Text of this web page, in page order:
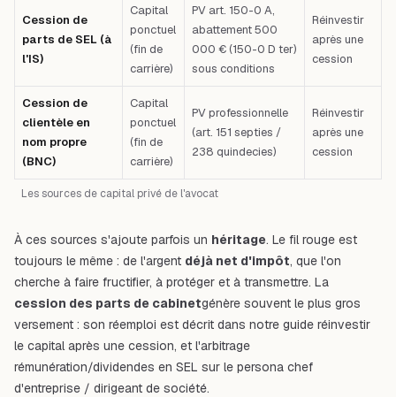
Les sources de capital privé de l'avocat
Cession de
parts de SEL (à
l'IS)
Capital
ponctuel
(fin de
carrière)
PV art. 150-0 A,
abattement 500
000 € (150-0 D ter)
sous conditions
Réinvestir
après une
cession
Cession de
clientèle en
nom propre
(BNC)
Capital
ponctuel
(fin de
carrière)
PV professionnelle
(art. 151 septies /
238 quindecies)
Réinvestir
après une
cession
À ces sources s'ajoute parfois un héritage. Le fil rouge est
toujours le même : de l'argent déjà net d'impôt, que l'on
cherche à faire fructifier, à protéger et à transmettre. La
cession des parts de cabinetgénère souvent le plus gros
versement : son réemploi est décrit dans notre guide réinvestir
le capital après une cession, et l'arbitrage
rémunération/dividendes en SEL sur le persona chef
d'entreprise / dirigeant de société.